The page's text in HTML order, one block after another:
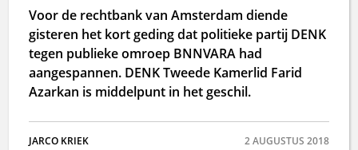
Voor de rechtbank van Amsterdam diende
gisteren het kort geding dat politieke partij DENK
tegen publieke omroep BNNVARA had
aangespannen. DENK Tweede Kamerlid Farid
Azarkan is middelpunt in het geschil.
JARCO KRIEK
2 AUGUSTUS 2018